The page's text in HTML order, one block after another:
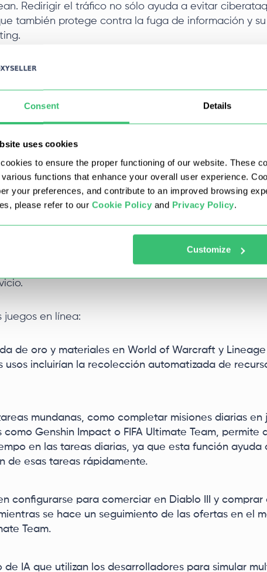
Consent Details
uses cookies
to ensure the proper functioning of our website. These
functions that enhance your overall user experience.
your preferences, and contribute to an improved browsing
please refer to our Cookie Policy and Privacy Policy.
Customize
Redirigir el tráfico no sólo ayuda a evitar
también protege contra la fuga de información y
la latencia será menor y, por tanto, la conexión
especialmente útil en juegos online multijugador,
Por ejemplo, en un shooter o en un juego
el resultado de la partida.
una fuerte caza de scripts automatizados y
afectada. La ofuscación del tráfico mediante el uso
el tráfico al de un cliente real eliminando así las
juegos en línea:
de oro y materiales en World of Warcraft y Lineage
usos incluirían la recolección automatizada de
mundanas, como completar misiones diarias en
Genshin Impact o FIFA Ultimate Team, permite
en las tareas diarias, ya que esta función ayuda
de esas tareas rápidamente.
configurarse para comerciar en Diablo III y comprar
se hace un seguimiento de las ofertas en el
Team.
de IA que utilizan los desarrolladores para simular